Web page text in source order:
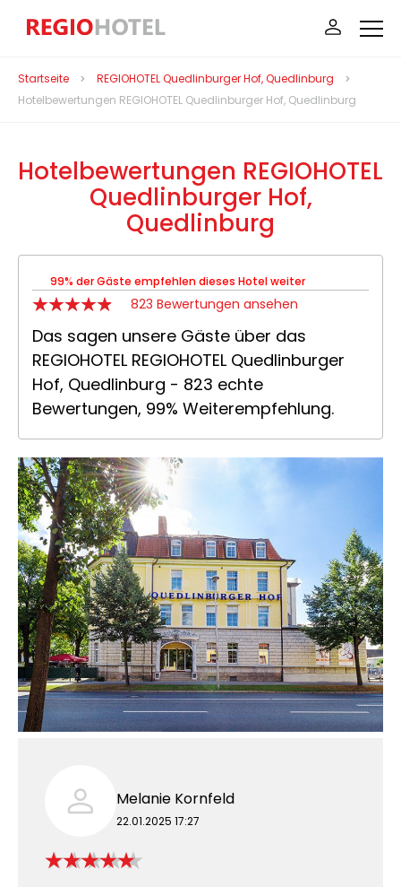
Startseite
REGIOHOTEL Quedlinburger Hof, Quedlinburg
Hotelbewertungen REGIOHOTEL Quedlinburger Hof, Quedlinburg
Hotelbewertungen REGIOHOTEL
Quedlinburger Hof,
Quedlinburg
99% der Gäste empfehlen dieses Hotel weiter
823 Bewertungen ansehen
Das sagen unsere Gäste über das
REGIOHOTEL REGIOHOTEL Quedlinburger
Hof, Quedlinburg - 823 echte
Bewertungen, 99% Weiterempfehlung.
Melanie Kornfeld
22.01.2025 17:27